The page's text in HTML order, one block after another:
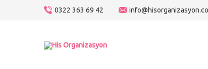
0322 363 69 42